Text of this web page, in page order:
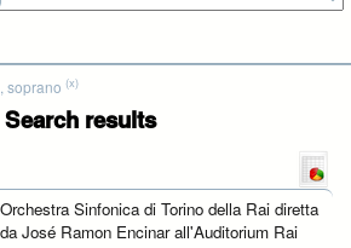
soprano (x)
Search results
Orchestra Sinfonica di Torino della Rai diretta
da José Ramon Encinar all'Auditorium Rai